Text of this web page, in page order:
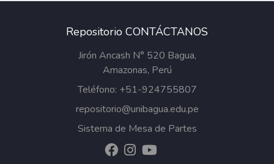
Repositorio CONTÁCTANOS
Jirón Ancash N° 520 Bagua,
Amazonas, Perú
Teléfono: +51-924755807
repositorio@unibagua.edu.pe
Sistema de Mesa de Partes